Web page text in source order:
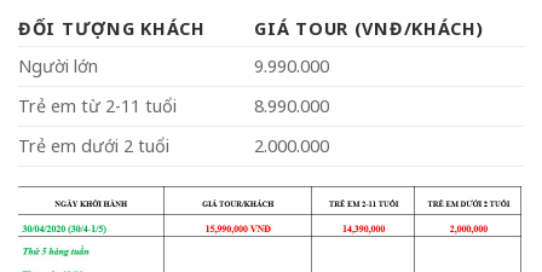
ĐỐI TƯỢNG KHÁCH
GIÁ TOUR (VNĐ/KHÁCH)
Người lớn
9.990.000
Trẻ em từ 2-11 tuổi
8.990.000
Trẻ em dưới 2 tuổi
2.000.000